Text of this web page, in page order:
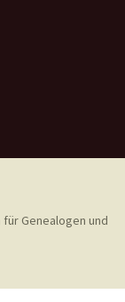
für Genealogen und